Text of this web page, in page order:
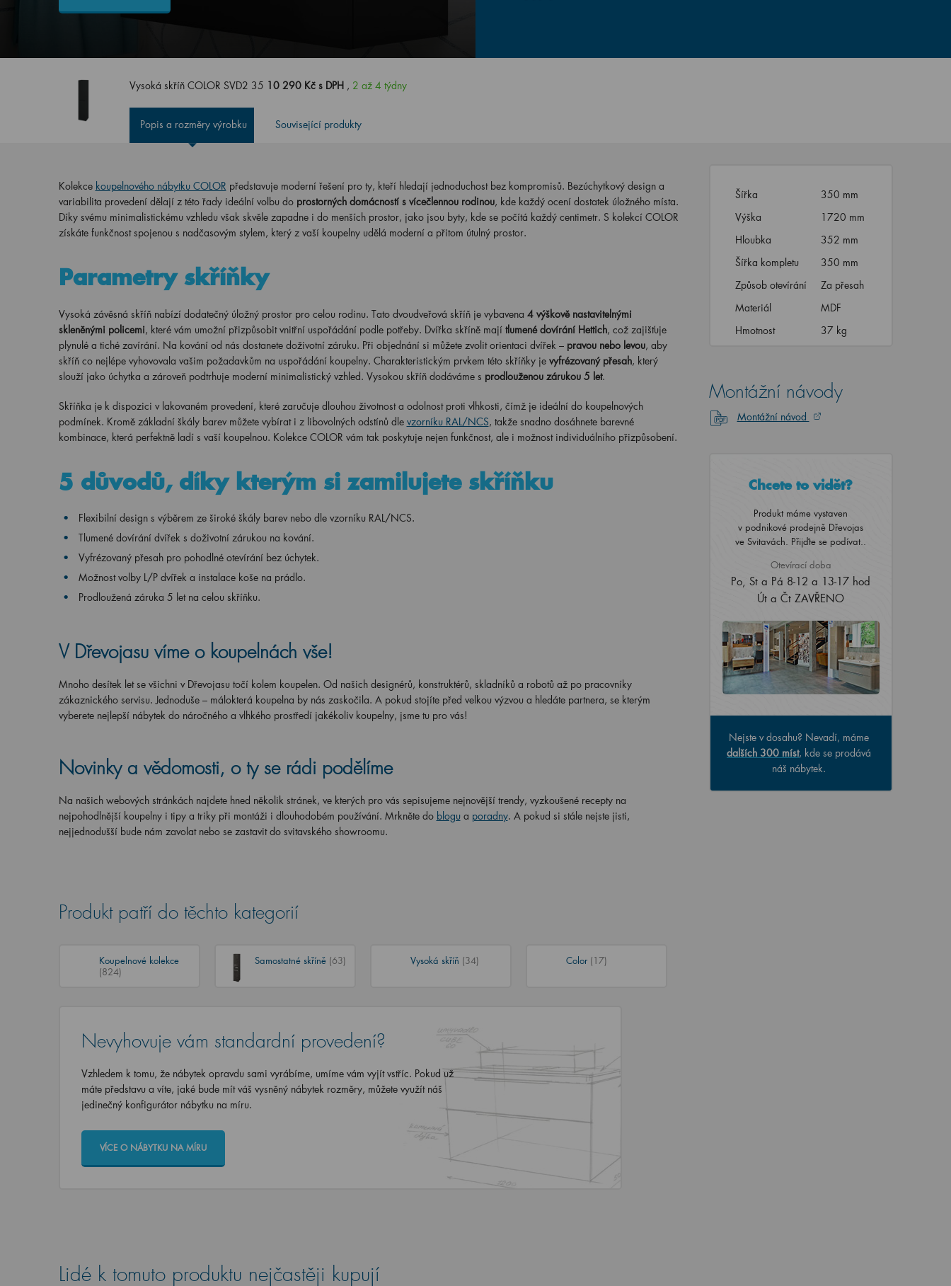
Vysoká skříň COLOR SVD2 35 10 290 Kč s DPH , 2 až 4 týdny
Popis a rozměry výrobku Související produkty
Kolekce koupelnového nábytku COLOR představuje moderní řešení pro ty, kteří hledají jednoduchost bez kompromisů. Bezúchytkový design a
variabilita provedení dělají z této řady ideální volbu do prostorných domácností s vícečlennou rodinou, kde každý ocení dostatek úložného místa.
Díky svému minimalistickému vzhledu však skvěle zapadne i do menších prostor, jako jsou byty, kde se počítá každý centimetr. S kolekcí COLOR
získáte funkčnost spojenou s nadčasovým stylem, který z vaší koupelny udělá moderní a přitom útulný prostor.
Parametry skříňky
Vysoká závěsná skříň nabízí dodatečný úložný prostor pro celou rodinu. Tato dvoudveřová skříň je vybavena 4 výškově nastavitelnými
skleněnými policemi, které vám umožní přizpůsobit vnitřní uspořádání podle potřeby. Dvířka skříně mají tlumené dovírání Hettich, což zajišťuje
plynulé a tiché zavírání. Na kování od nás dostanete doživotní záruku. Při objednání si můžete zvolit orientaci dvířek – pravou nebo levou, aby
skříň co nejlépe vyhovovala vašim požadavkům na uspořádání koupelny. Charakteristickým prvkem této skříňky je vyfrézovaný přesah, který
slouží jako úchytka a zároveň podtrhuje moderní minimalistický vzhled. Vysokou skříň dodáváme s prodlouženou zárukou 5 let.
Skříňka je k dispozici v lakovaném provedení, které zaručuje dlouhou životnost a odolnost proti vlhkosti, čímž je ideální do koupelnových
podmínek. Kromě základní škály barev můžete vybírat i z libovolných odstínů dle vzorníku RAL/NCS, takže snadno dosáhnete barevné
kombinace, která perfektně ladí s vaší koupelnou. Kolekce COLOR vám tak poskytuje nejen funkčnost, ale i možnost individuálního přizpůsobení.
5 důvodů, díky kterým si zamilujete skříňku
Flexibilní design s výběrem ze široké škály barev nebo dle vzorníku RAL/NCS.
Tlumené dovírání dvířek s doživotní zárukou na kování.
Vyfrézovaný přesah pro pohodlné otevírání bez úchytek.
Možnost volby L/P dvířek a instalace koše na prádlo.
Prodloužená záruka 5 let na celou skříňku.
V Dřevojasu víme o koupelnách vše!
Mnoho desítek let se všichni v Dřevojasu točí kolem koupelen. Od našich designérů, konstruktérů, skladníků a robotů až po pracovníky
zákaznického servisu. Jednoduše – málokterá koupelna by nás zaskočila. A pokud stojíte před velkou výzvou a hledáte partnera, se kterým
vyberete nejlepší nábytek do náročného a vlhkého prostředí jakékoliv koupelny, jsme tu pro vás!
Novinky a vědomosti, o ty se rádi podělíme
Na našich webových stránkách najdete hned několik stránek, ve kterých pro vás sepisujeme nejnovější trendy, vyzkoušené recepty na
nejpohodlnější koupelny i tipy a triky při montáži i dlouhodobém používání. Mrkněte do blogu a poradny. A pokud si stále nejste jisti,
nejjednodušší bude nám zavolat nebo se zastavit do svitavského showroomu.
Produkt patří do těchto kategorií
Koupelnové kolekce
(824)
Samostatné skříně (63) Vysoká skříň (34) Color (17)
Nevyhovuje vám standardní provedení?
Vzhledem k tomu, že nábytek opravdu sami vyrábíme, umíme vám vyjít vstříc. Pokud už
máte představu a víte, jaké bude mít váš vysněný nábytek rozměry, můžete využít náš
jedinečný konfigurátor nábytku na míru.
VÍCE O NÁBYTKU NA MÍRU
Šířka
350 mm
Výška
1720 mm
Hloubka
352 mm
Šířka kompletu
350 mm
Způsob otevírání
Za přesah
Materiál
MDF
Hmotnost
37 kg
Montážní návody
Montážní návod
Chcete to vidět?
Produkt máme vystaven
v podnikové prodejně Dřevojas
ve Svitavách. Přijďte se podívat..
Otevírací doba
Po, St a Pá 8-12 a 13-17 hod
Út a Čt ZAVŘENO
Nejste v dosahu? Nevadí, máme
dalších 300 míst, kde se prodává
náš nábytek.
Lidé k tomuto produktu nejčastěji kupují